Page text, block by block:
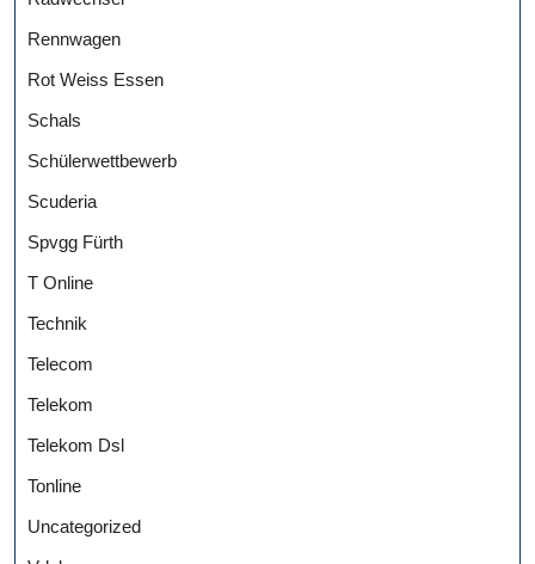
Rennwagen
Rot Weiss Essen
Schals
Schülerwettbewerb
Scuderia
Spvgg Fürth
T Online
Technik
Telecom
Telekom
Telekom Dsl
Tonline
Uncategorized